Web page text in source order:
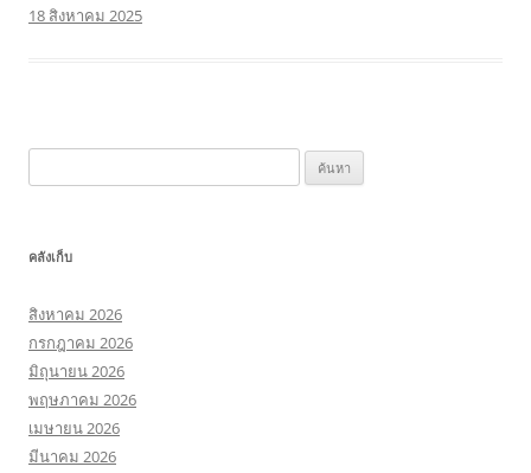
18 สิงหาคม 2025
สำหรับ:
คลังเก็บ
สิงหาคม 2026
กรกฎาคม 2026
มิถุนายน 2026
พฤษภาคม 2026
เมษายน 2026
มีนาคม 2026